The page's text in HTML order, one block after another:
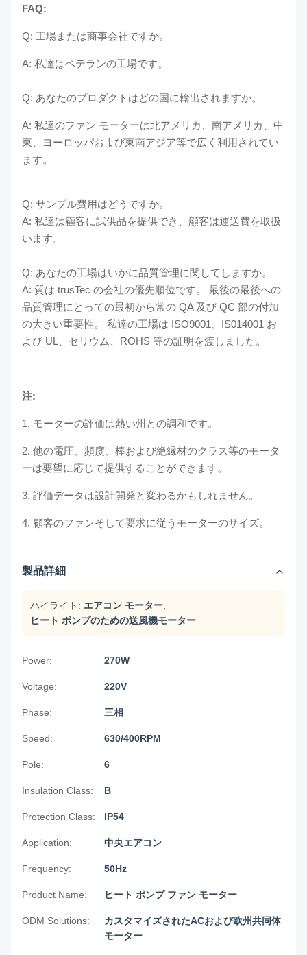
FAQ:
Q: 工場または商事会社ですか。
A: 私達はベテランの工場です。
Q: あなたのプロダクトはどの国に輸出されますか。
A: 私達のファン モーターは北アメリカ、南アメリカ、中
東、ヨーロッパおよび東南アジア等で広く利用されてい
ます。
Q: サンプル費用はどうですか。
A: 私達は顧客に試供品を提供でき、顧客は運送費を取扱
います。
Q: あなたの工場はいかに品質管理に関してしますか。
A: 質は trusTec の会社の優先順位です。 最後の最後への
品質管理にとっての最初から常の QA 及び QC 部の付加
の大きい重要性。 私達の工場は ISO9001、IS014001 お
よび UL、セリウム、ROHS 等の証明を渡しました。
注:
1. モーターの評価は熱い州との調和です。
2. 他の電圧、頻度、棒および絶縁材のクラス等のモータ
ーは要望に応じて提供することができます。
3. 評価データは設計開発と変わるかもしれません。
4. 顧客のファンそして要求に従うモーターのサイズ。
製品詳細
ハイライト: エアコン モーター
ヒート ポンプのための送風機モーター
Power: 270W
Voltage: 220V
Phase: 三相
Speed: 630/400RPM
Pole: 6
Insulation Class: B
Protection Class: IP54
Application: 中央エアコン
Frequency: 50Hz
Product Name: ヒート ポンプ ファン モーター
ODM Solutions:
カスタマイズされたACおよび欧州共同体
モーター